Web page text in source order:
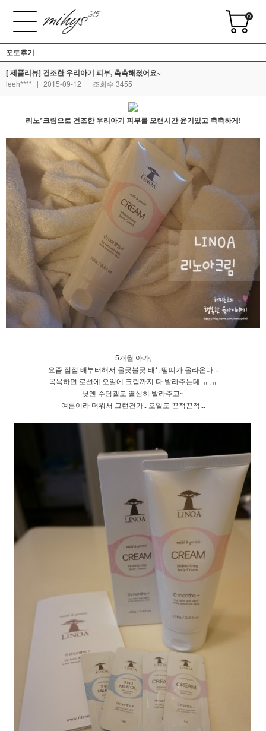
0
포토후기
[ 제품리뷰] 건조한 우리아기 피부, 촉촉해졌어요~
leeh**** | 2015-09-12 | 조회수 3455
리노*크림으로 건조한 우리아기 피부를 오랜시간 윤기있고 촉촉하게!
5개월 아가,
요즘 점점 배부터해서 울긋불긋 태*, 땀띠가 올라온다...
목욕하면 로션에 오일에 크림까지 다 발라주는데 ㅠ,ㅠ
낮엔 수딩겔도 열심히 발라주고~
여름이라 더워서 그런건가.. 오일도 끈적끈적...